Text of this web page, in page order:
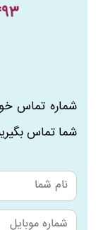
شماره تماس
شما تماس